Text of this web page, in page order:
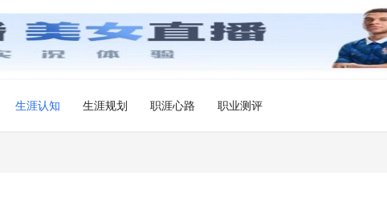
生涯认知 生涯规划 职涯心路 职业测评